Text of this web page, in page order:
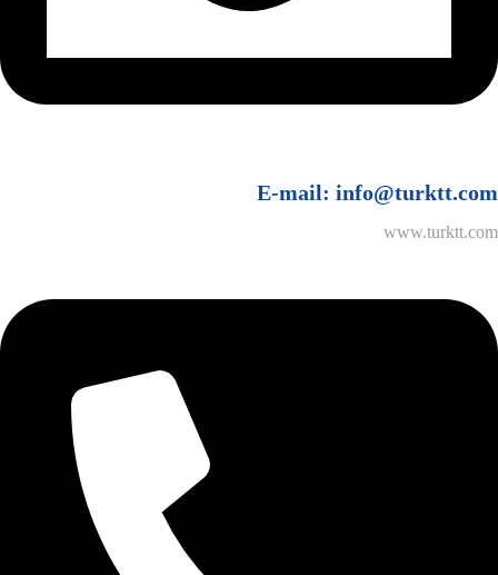
E-mail: info@turktt.com
www.turktt.com